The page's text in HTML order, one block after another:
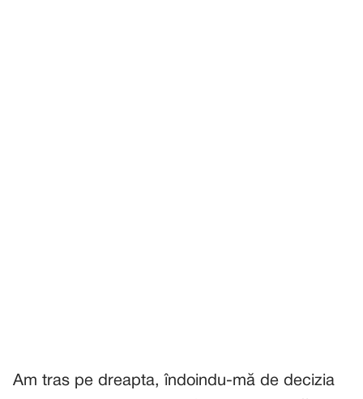
Am tras pe dreapta, îndoindu-mă de decizia